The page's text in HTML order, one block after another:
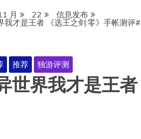
月 22
信息发布
我才是王者 《选王之剑:零》手帐测评
推荐 独游评测
世界我才是王者